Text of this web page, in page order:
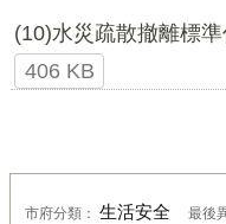
(10)水災疏散撤離標
406 KB
市府分類： 生活安全 最後